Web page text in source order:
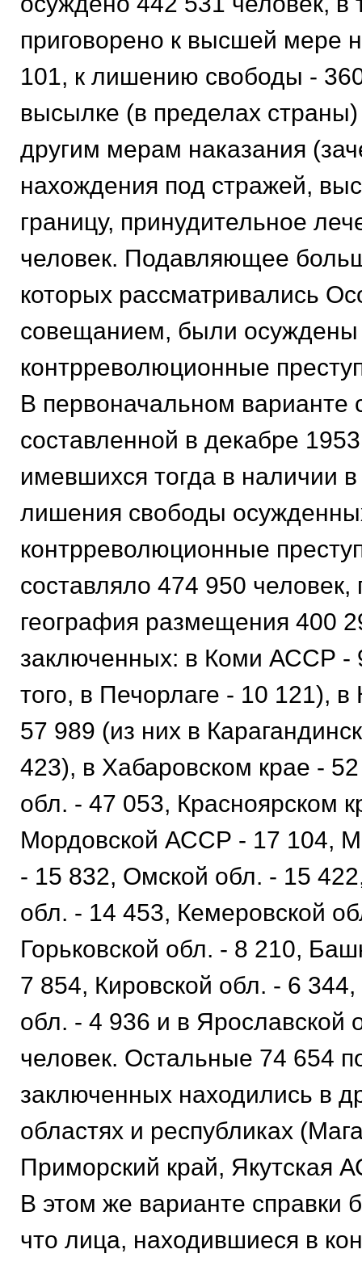
приговорено к высшей мере
101, к лишению свободы -
высылке (в пределах
другим мерам наказания
нахождения под стражей,
границу, принудительное
человек. Подавляющее
которых рассматривались
совещанием, были осуждены
контрреволюционные
В первоначальном варианте
составленной в декабре 1953
имевшихся тогда в наличии
лишения свободы
контрреволюционные
составляло 474 950 человек,
география размещения 400
заключенных: в Коми АССР -
того, в Печорлаге - 10 121),
57 989 (из них в
423), в Хабаровском крае -
обл. - 47 053, Красноярском
Мордовской АССР - 17 104,
- 15 832, Омской обл. - 15
обл. - 14 453, Кемеровской
Горьковской обл. - 8 210,
7 854, Кировской обл. - 6
обл. - 4 936 и в Ярославской
человек. Остальные 74 654
заключенных находились в
областях и республиках
Приморский край, Якутская
В этом же варианте справки
что лица, находившиеся в